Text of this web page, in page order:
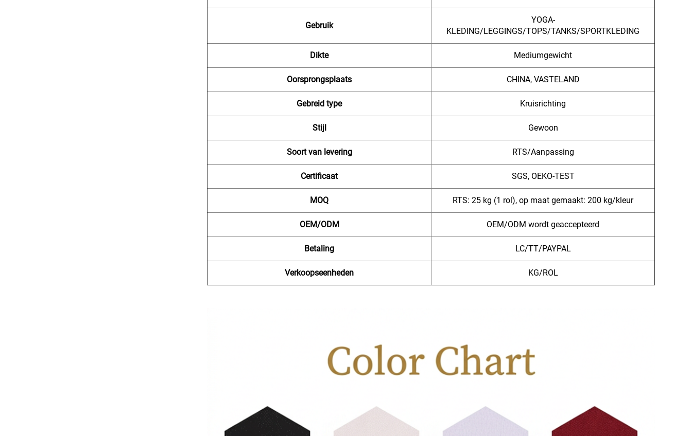
Gebruik
YOGA-
KLEDING/LEGGINGS/TOPS/TANKS/SPORTKLEDING
Dikte Mediumgewicht
Oorsprongsplaats CHINA, VASTELAND
Gebreid type Kruisrichting
Stijl Gewoon
Soort van levering RTS/Aanpassing
Certificaat SGS, OEKO-TEST
MOQ RTS: 25 kg (1 rol), op maat gemaakt: 200 kg/kleur
OEM/ODM OEM/ODM wordt geaccepteerd
Betaling LC/TT/PAYPAL
Verkoopseenheden KG/ROL